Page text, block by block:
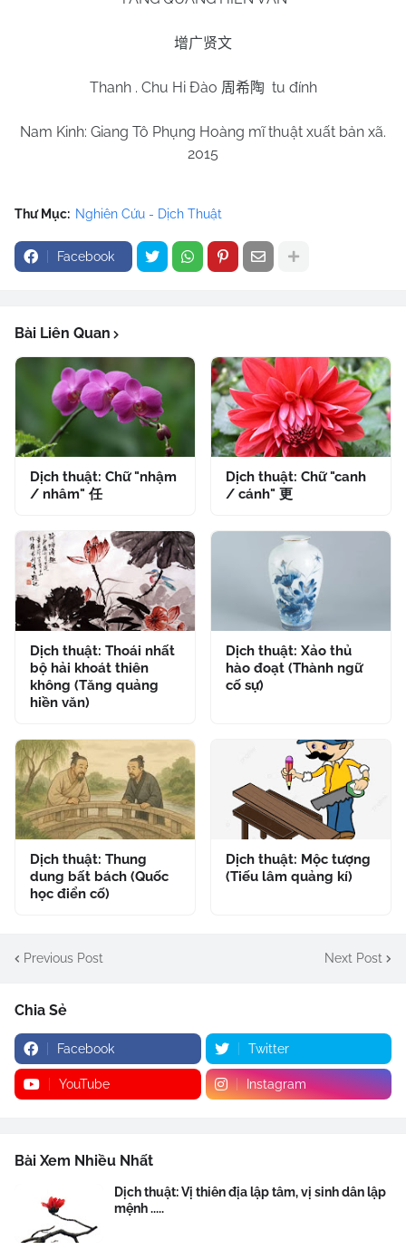
增广贤文
Thanh . Chu Hi Đào 周希陶 tu đính
Nam Kinh: Giang Tô Phụng Hoàng mĩ thuật xuất bản xã.
2015
Thư Mục: Nghiên Cứu - Dịch Thuật
Facebook
Bài Liên Quan
Dịch thuật: Chữ "nhậm
/ nhâm" 任
Dịch thuật: Chữ "canh
/ cánh" 更
Dịch thuật: Thoái nhất
bộ hải khoát thiên
không (Tăng quảng
hiền văn)
Dịch thuật: Xảo thủ
hào đoạt (Thành ngữ
cố sự)
Dịch thuật: Thung
dung bất bách (Quốc
học điển cố)
Dịch thuật: Mộc tượng
(Tiếu lâm quảng kí)
Previous Post Next Post
Chia Sẻ
Facebook Twitter
YouTube Instagram
Bài Xem Nhiều Nhất
Dịch thuật: Vị thiên địa lập tâm, vị sinh dân lập
mệnh .....